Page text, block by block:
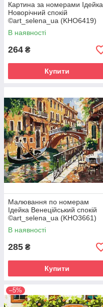
Картина за номерами Ідейка
Новорічний спокій
©art_selena_ua (KHO6419)
40 х 50 см
В наявності
264 ₴
Купити
Малювання по номерам
Ідейка Венеційський спокій
©art_selena_ua (KHO3661)
40 х 50 см
В наявності
285 ₴
Купити
–5%